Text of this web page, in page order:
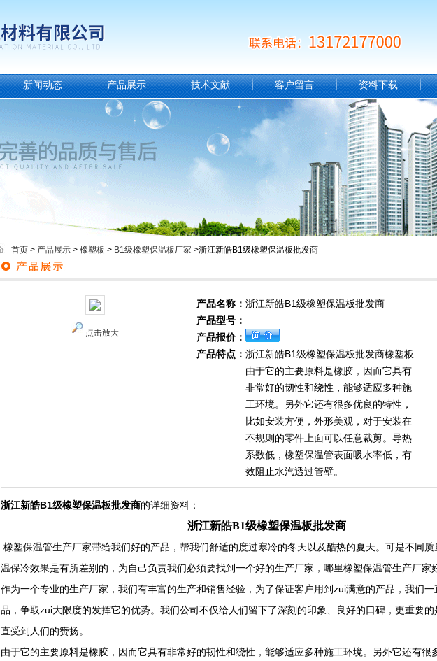
新闻动态 产品展示 技术文献 客户留言 资料下载
首页 > 产品展示 > 橡塑板 > B1级橡塑保温板厂家 >浙江新皓B1级橡塑保温板批发商
点击放大
产品名称： 浙江新皓B1级橡塑保温板批发商
产品型号：
产品报价：
产品特点： 浙江新皓B1级橡塑保温板批发商橡塑板
由于它的主要原料是橡胶，因而它具有
非常好的韧性和绕性，能够适应多种施
工环境。另外它还有很多优良的特性，
比如安装方便，外形美观，对于安装在
不规则的零件上面可以任意裁剪。导热
系数低，橡塑保温管表面吸水率低，有
效阻止水汽透过管壁。
浙江新皓B1级橡塑保温板批发商的详细资料：
浙江新皓B1级橡塑保温板批发商
橡塑保温管生产厂家带给我们好的产品，帮我们舒适的度过寒冷的冬天以及酷热的夏天。可是不同
温保冷效果是有所差别的，为自己负责我们必须要找到一个好的生产厂家，哪里橡塑保温管生产厂家
作为一个专业的生产厂家，我们有丰富的生产和销售经验，为了保证客户用到zui满意的产品，我们
品，争取zui大限度的发挥它的优势。我们公司不仅给人们留下了深刻的印象、良好的口碑，更重要
直受到人们的赞扬。
由于它的主要原料是橡胶，因而它具有非常好的韧性和绕性，能够适应多种施工环境。另外它还有很